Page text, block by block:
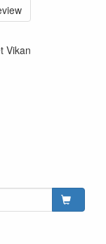
Vikan